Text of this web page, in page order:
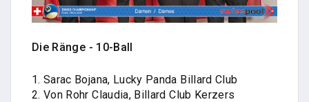
Die Ränge - 10-Ball
1. Sarac Bojana, Lucky Panda Billard Club
2. Von Rohr Claudia, Billard Club Kerzers